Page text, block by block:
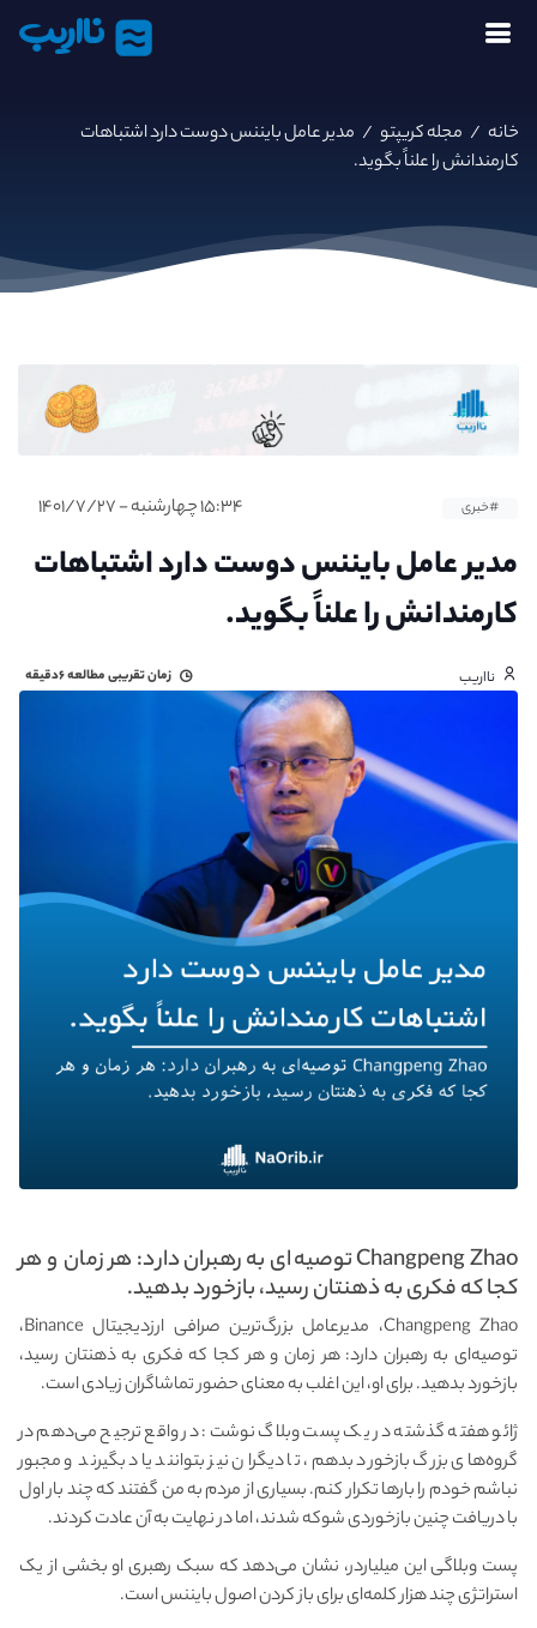
نااریب
خانه / مجله کریپتو / مدیر عامل بایننس دوست دارد اشتباهات
کارمندانش را علناً بگوید.
#خبری ۱۵:۳۴ چهارشنبه - ۱۴۰۱/۷/۲۷
مدیر عامل بایننس دوست دارد اشتباهات
کارمندانش را علناً بگوید.
نااریب زمان تقریبی مطالعه۶دقیقه
Changpeng Zhao توصیه‌ای به رهبران دارد: هر زمان و هر
کجا که فکری به ذهنتان رسید، بازخورد بدهید.
Changpeng Zhao، مدیر‌عامل بزرگ‌ترین صرافی ارز‌دیجیتال Binance،
توصیه‌ای به رهبران دارد: هر زمان و هر کجا که فکری به ذهنتان رسید،
بازخورد بدهید. برای او، این اغلب به معنای حضور تماشاگران زیادی است.
ژائو هفته گذشته در یک پست وبلاگ نوشت: در واقع ترجیح می‌دهم در
گروه‌های بزرگ بازخورد بدهم، تا دیگران نیز بتوانند یاد بگیرند و مجبور
نباشم خودم را بارها تکرار کنم. بسیاری از مردم به من گفتند که چند بار اول
با دریافت چنین بازخوردی شوکه شدند، اما در نهایت به آن عادت کردند.
پست وبلاگی این میلیاردر، نشان می‌دهد که سبک رهبری او بخشی از یک
استراتژی چند هزار کلمه‌ای برای باز کردن اصول بایننس است.